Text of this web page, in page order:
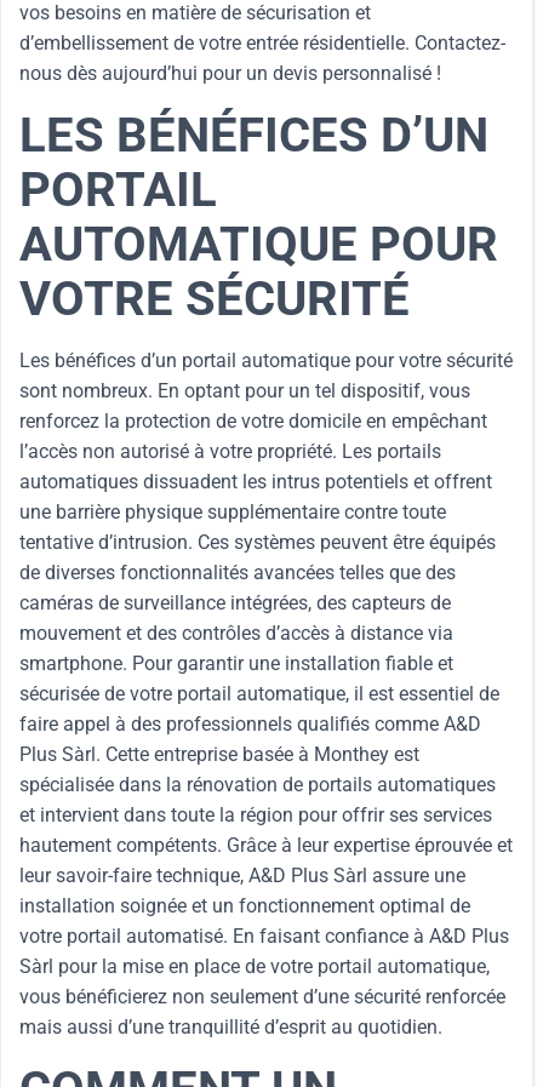
vos besoins en matière de sécurisation et
d’embellissement de votre entrée résidentielle. Contactez-
nous dès aujourd’hui pour un devis personnalisé !
LES BÉNÉFICES D’UN
PORTAIL
AUTOMATIQUE POUR
VOTRE SÉCURITÉ
Les bénéfices d’un portail automatique pour votre sécurité
sont nombreux. En optant pour un tel dispositif, vous
renforcez la protection de votre domicile en empêchant
l’accès non autorisé à votre propriété. Les portails
automatiques dissuadent les intrus potentiels et offrent
une barrière physique supplémentaire contre toute
tentative d’intrusion. Ces systèmes peuvent être équipés
de diverses fonctionnalités avancées telles que des
caméras de surveillance intégrées, des capteurs de
mouvement et des contrôles d’accès à distance via
smartphone. Pour garantir une installation fiable et
sécurisée de votre portail automatique, il est essentiel de
faire appel à des professionnels qualifiés comme A&D
Plus Sàrl. Cette entreprise basée à Monthey est
spécialisée dans la rénovation de portails automatiques
et intervient dans toute la région pour offrir ses services
hautement compétents. Grâce à leur expertise éprouvée et
leur savoir-faire technique, A&D Plus Sàrl assure une
installation soignée et un fonctionnement optimal de
votre portail automatisé. En faisant confiance à A&D Plus
Sàrl pour la mise en place de votre portail automatique,
vous bénéficierez non seulement d’une sécurité renforcée
mais aussi d’une tranquillité d’esprit au quotidien.